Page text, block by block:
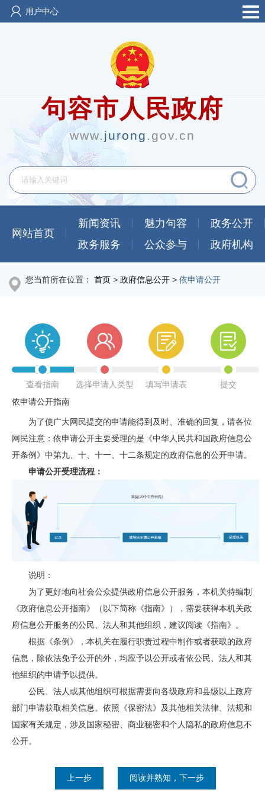
用户中心
句容市人民政府
www.jurong .gov.cn
网站首页
新闻资讯 魅力句容
政务公开
政务服务
公众参与 政府机构
您当前所在位置： 首页 > 政府信息公开 > 依申请公开
查看指南 选择申请人类型 填写申请表
提交
依申请公开指南
为了使广大网民提交的申请能得到及时、准确的回复，请各位
网民注意：依申请公开主要受理的是《中华人民共和国政府信息公
开条例》中第九、十、十一、十二条规定的政府信息的公开申请。
申请公开受理流程：
说明：
为了更好地向社会公众提供政府信息公开服务，本机关特编制
《政府信息公开指南》（以下简称《指南》），需要获得本机关政
府信息公开服务的公民、法人和其他组织，建议阅读《指南》。
根据《条例》，本机关在履行职责过程中制作或者获取的政府
信息，除依法免予公开的外，均应予以公开或者依公民、法人和其
他组织的申请予以提供。
公民、法人或其他组织可根据需要向各级政府和县级以上政府
部门申请获取相关信息。依照《保密法》及其他相关法律、法规和
国家有关规定，涉及国家秘密、商业秘密和个人隐私的政府信息不
公开。
上一步 阅读并熟知，下一步